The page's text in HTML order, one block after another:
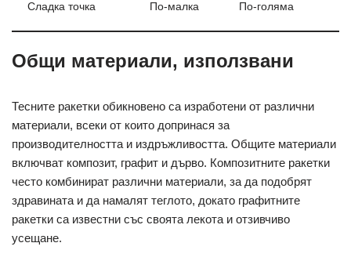
Сладка точка По-малка По-голяма
Общи материали, използвани
Тесните ракетки обикновено са изработени от различни
материали, всеки от които допринася за
производителността и издръжливостта. Общите материали
включват композит, графит и дърво. Композитните ракетки
често комбинират различни материали, за да подобрят
здравината и да намалят теглото, докато графитните
ракетки са известни със своята лекота и отзивчиво
усещане.